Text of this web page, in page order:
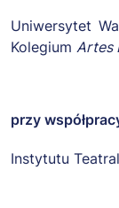
Uniwersytet
Kolegium Artes
przy
Instytutu